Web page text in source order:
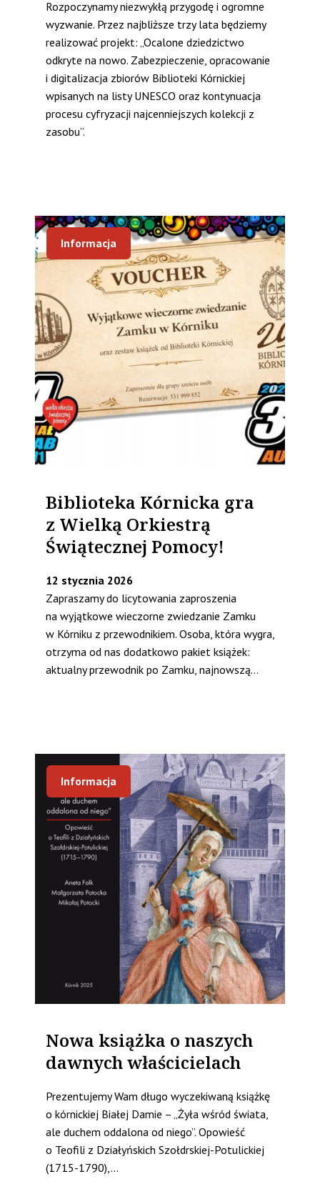
Rozpoczynamy niezwykłą przygodę i ogromne
wyzwanie. Przez najbliższe trzy lata będziemy
realizować projekt: „Ocalone dziedzictwo
odkryte na nowo. Zabezpieczenie, opracowanie
i digitalizacja zbiorów Biblioteki Kórnickiej
wpisanych na listy UNESCO oraz kontynuacja
procesu cyfryzacji najcenniejszych kolekcji z
zasobu”.
Informacja
Biblioteka Kórnicka gra
z Wielką Orkiestrą
Świątecznej Pomocy!
12 stycznia 2026
Zapraszamy do licytowania zaproszenia
na wyjątkowe wieczorne zwiedzanie Zamku
w Kórniku z przewodnikiem. Osoba, która wygra,
otrzyma od nas dodatkowo pakiet książek:
aktualny przewodnik po Zamku, najnowszą...
Informacja
Nowa książka o naszych
dawnych właścicielach
Prezentujemy Wam długo wyczekiwaną książkę
o kórnickiej Białej Damie – „Żyła wśród świata,
ale duchem oddalona od niego”. Opowieść
o Teofili z Działyńskich Szołdrskiej-Potulickiej
(1715-1790),...